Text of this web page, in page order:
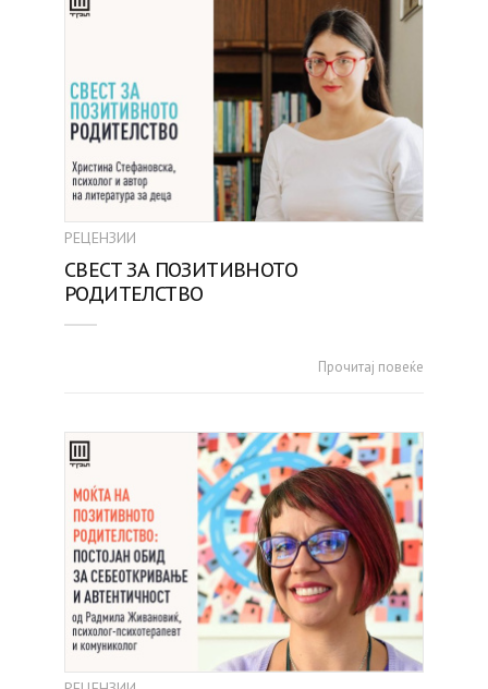
РЕЦЕНЗИИ
СВЕСТ ЗА ПОЗИТИВНОТО
РОДИТЕЛСТВО
Прочитај повеќе